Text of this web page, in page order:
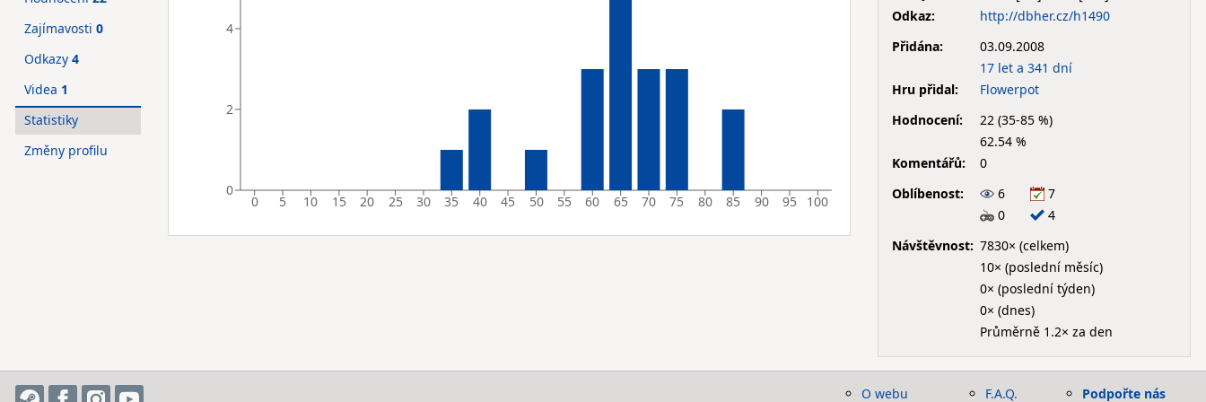
0 5 10 15 20 25 30 35 40 45 50 55 60 65 70 75 80 85 90 95 100
0
2
4
Zajímavosti 0
Odkazy 4
Videa 1
Statistiky
Změny profilu
Odkaz:
http://dbher.cz/h1490
Přidána:
03.09.2008
17 let a 341 dní
Hru přidal:
Flowerpot
Hodnocení:
22 (35-85 %)
62.54 %
Komentářů:
0
Oblíbenost:
6
7
0
4
Návštěvnost: 7830× (celkem)
10× (poslední měsíc)
0× (poslední týden)
0× (dnes)
Průměrně 1.2× za den
O webu F.A.Q. Podpořte nás